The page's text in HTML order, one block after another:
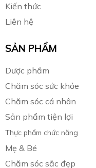
Kiến thức
Liên hệ
SẢN PHẨM
Dược phẩm
Chăm sóc sức khỏe
Chăm sóc cá nhân
Sản phẩm tiện lợi
Thực phẩm chức năng
Mẹ & Bé
Chăm sóc sắc đẹp